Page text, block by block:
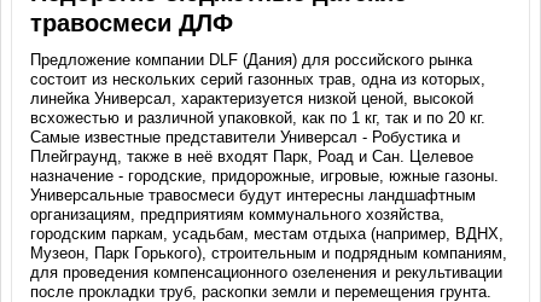
травосмеси ДЛФ
Предложение компании DLF (Дания) для российского рынка
состоит из нескольких серий газонных трав, одна из которых,
линейка Универсал, характеризуется низкой ценой, высокой
всхожестью и различной упаковкой, как по 1 кг, так и по 20 кг.
Самые известные представители Универсал - Робустика и
Плейграунд, также в неё входят Парк, Роад и Сан. Целевое
назначение - городские, придорожные, игровые, южные газоны.
Универсальные травосмеси будут интересны ландшафтным
организациям, предприятиям коммунального хозяйства,
городским паркам, усадьбам, местам отдыха (например, ВДНХ,
Музеон, Парк Горького), строительным и подрядным компаниям,
для проведения компенсационного озеленения и рекультивации
после прокладки труб, раскопки земли и перемещения грунта.